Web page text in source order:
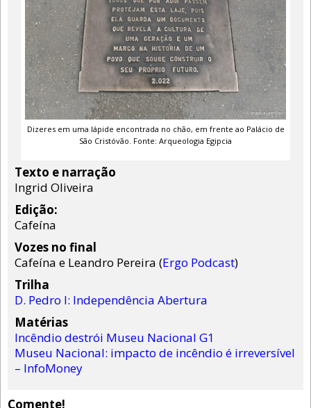
Dizeres em uma lápide encontrada no chão, em frente ao Palácio de
São Cristóvão. Fonte: Arqueologia Egipcia
Texto e narração
Ingrid Oliveira
Edição:
Cafeína
Vozes no final
Cafeína e Leandro Pereira (Ergo Podcast)
Trilha
D. Pedro I: Independência Abertura
Matérias
Incêndio destrói Museu Nacional G1
Museu Nacional: impacto de incêndio é irreversível
– InfoMoney
Comente!